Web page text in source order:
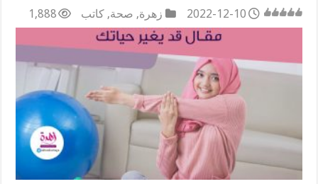
2022-12-10 زهرة, صحة, كاتب 1,888